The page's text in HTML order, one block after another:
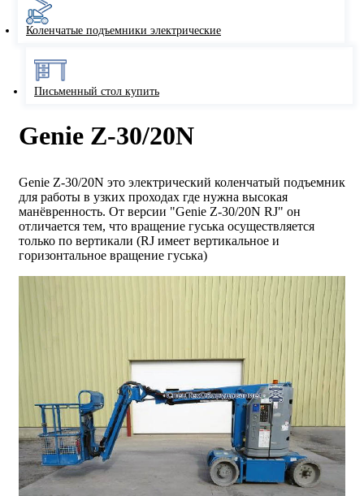
Коленчатые подъемники электрические
Письменный стол купить
Genie Z-30/20N
Genie Z-30/20N это электрический коленчатый подъемник
для работы в узких проходах где нужна высокая
манёвренность. От версии "Genie Z-30/20N RJ" он
отличается тем, что вращение гуська осуществляется
только по вертикали (RJ имеет вертикальное и
горизонтальное вращение гуська)